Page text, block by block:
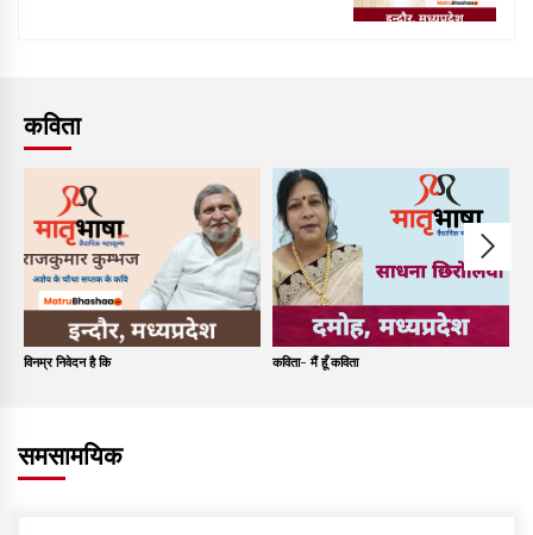
कविता
विनम्र निवेदन है कि कविता- मैं हूँ कविता
समसामयिक